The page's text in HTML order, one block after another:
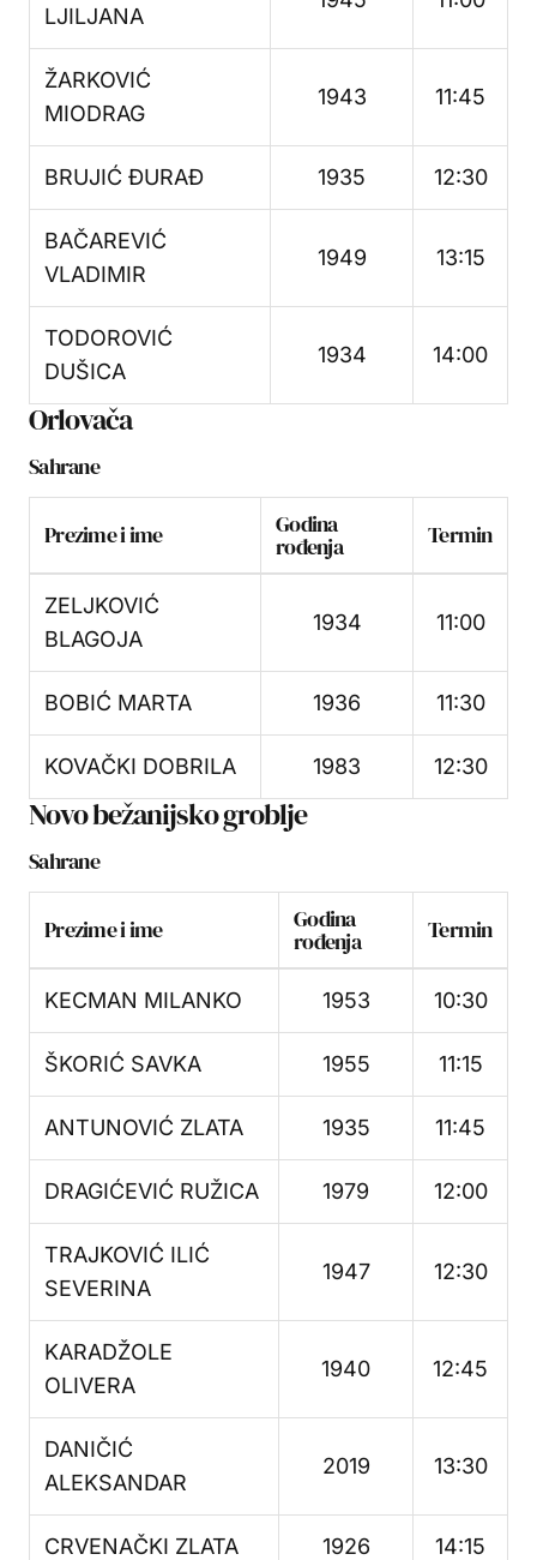
LJILJANA
ŽARKOVIĆ
MIODRAG
1943 11:45
BRUJIĆ ĐURAĐ 1935 12:30
BAČAREVIĆ
VLADIMIR
1949 13:15
TODOROVIĆ
DUŠICA
1934 14:00
Orlovača
Sahrane
Prezime i ime Godina
rođenja Termin
ZELJKOVIĆ
BLAGOJA
1934 11:00
BOBIĆ MARTA 1936 11:30
KOVAČKI DOBRILA 1983 12:30
Novo bežanijsko groblje
Sahrane
Prezime i ime Godina
rođenja Termin
KECMAN MILANKO 1953 10:30
ŠKORIĆ SAVKA 1955 11:15
ANTUNOVIĆ ZLATA 1935 11:45
DRAGIĆEVIĆ RUŽICA 1979 12:00
TRAJKOVIĆ ILIĆ
SEVERINA
1947 12:30
KARADŽOLE
OLIVERA
1940 12:45
DANIČIĆ
ALEKSANDAR
2019 13:30
CRVENAČKI ZLATA 1926 14:15